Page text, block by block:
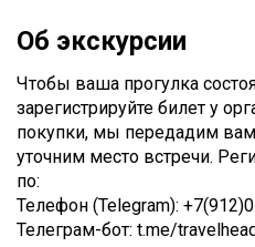
Об экскурсии
Чтобы ваша прогулка
зарегистрируйте билет у
покупки, мы передадим
уточним место встречи.
по:
Телефон (Telegram):
Телеграм-бот: t.me/